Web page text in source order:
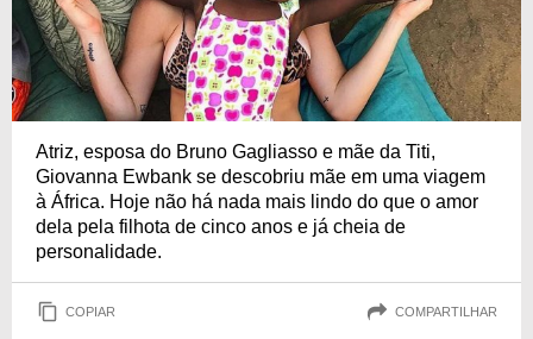
Atriz, esposa do Bruno Gagliasso e mãe da Titi,
Giovanna Ewbank se descobriu mãe em uma viagem
à África. Hoje não há nada mais lindo do que o amor
dela pela filhota de cinco anos e já cheia de
personalidade.
COPIAR COMPARTILHAR